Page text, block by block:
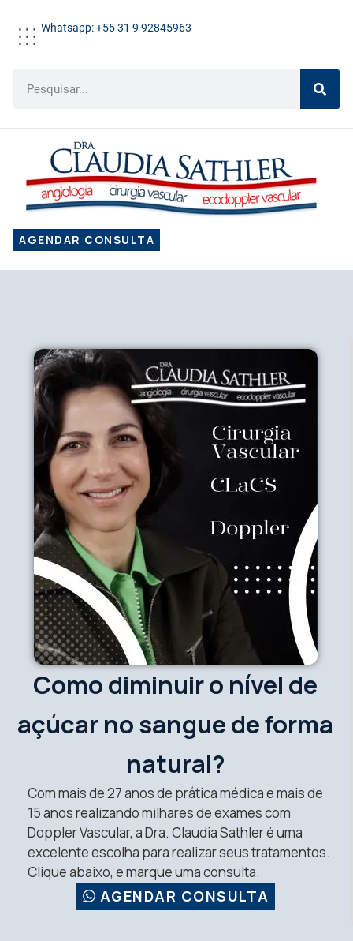
Whatsapp: +55 31 9 92845963
AGENDAR CONSULTA
Como diminuir o nível de
açúcar no sangue de forma
natural?
Com mais de 27 anos de prática médica e mais de
15 anos realizando milhares de exames com
Doppler Vascular, a Dra. Claudia Sathler é uma
excelente escolha para realizar seus tratamentos.
Clique abaixo, e marque uma consulta.
AGENDAR CONSULTA